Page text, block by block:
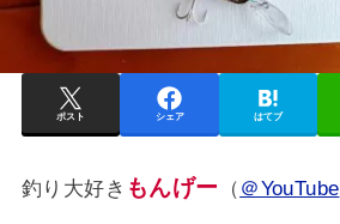
ポスト シェア はてブ
釣り大好き もんげー （ ＠YouTube